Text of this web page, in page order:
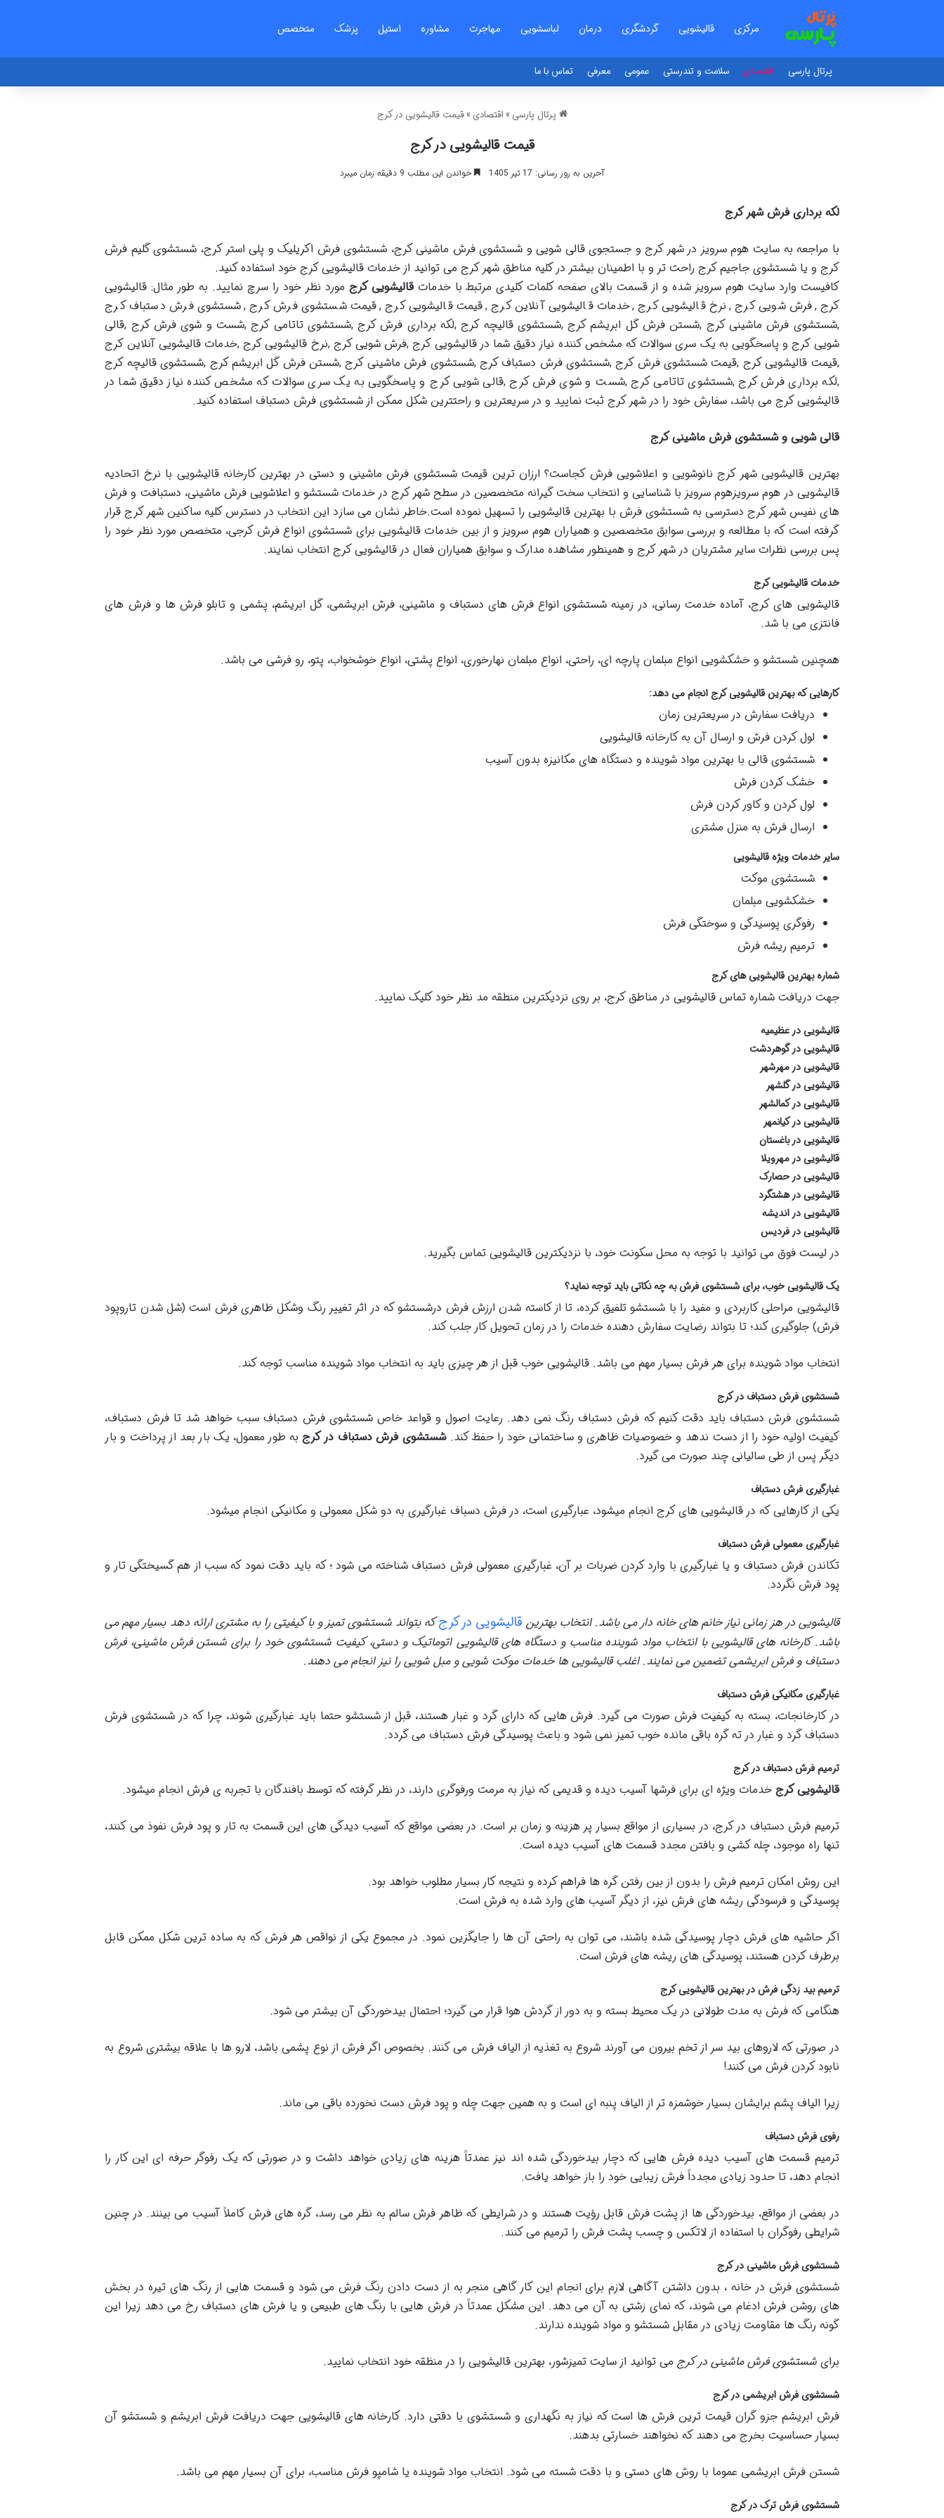
مرکزی قالیشویی گردشگری درمان لباسشویی مهاجرت مشاوره استیل پزشک متخصص
پرتال پارسی اقتصادی سلامت و تندرستی عمومی معرفی تماس با ما
پرتال پارسی » اقتصادی » قیمت قالیشویی در کرج
قیمت قالیشویی در کرج
آخرین به روز رسانی: 17 تیر 1405 خواندن این مطلب 9 دقیقه زمان میبرد
لکه برداری فرش شهر کرج
با مراجعه به سایت هوم سرویز در شهر کرج و جستجوی قالی شویی و شستشوی فرش ماشینی کرج، شستشوی فرش اکریلیک و پلی استر کرج، شستشوی گلیم فرش
کرج و یا شستشوی جاجیم کرج راحت تر و با اطمینان بیشتر در کلیه مناطق شهر کرج می توانید از خدمات قالیشویی کرج خود استفاده کنید.
کافیست وارد سایت هوم سرویز شده و از قسمت بالای صفحه کلمات کلیدی مرتبط با خدماتقالیشویی کرج مورد نظر خود را سرچ نمایید. به طور مثال: قالیشویی
کرج ,فرش شویی کرج ,نرخ قالیشویی کرج ,خدمات قالیشویی آنلاین کرج ,قیمت قالیشویی کرج ,قیمت شستشوی فرش کرج ,شستشوی فرش دستباف کرج
,شستشوی فرش ماشینی کرج ,شستن فرش گل ابریشم کرج ,شستشوی قالیچه کرج ,لکه برداری فرش کرج ,شستشوی تاتامی کرج ,شست و شوی فرش کرج ,قالی
شویی کرج و پاسخگویی به یک سری سوالات که مشخص کننده نیاز دقیق شما در قالیشویی کرج ,فرش شویی کرج ,نرخ قالیشویی کرج ,خدمات قالیشویی آنلاین کرج
,قیمت قالیشویی کرج ,قیمت شستشوی فرش کرج ,شستشوی فرش دستباف کرج ,شستشوی فرش ماشینی کرج ,شستن فرش گل ابریشم کرج ,شستشوی قالیچه کرج
,لکه برداری فرش کرج ,شستشوی تاتامی کرج ,شست و شوی فرش کرج ,قالی شویی کرج و پاسخگویی به یک سری سوالات که مشخص کننده نیاز دقیق شما در
قالیشویی کرج می باشد، سفارش خود را در شهر کرج ثبت نمایید و در سریعترین و راحتترین شکل ممکن از شستشوی فرش دستباف استفاده کنید.
قالی شویی و شستشوی فرش ماشینی کرج
بهترین قالیشویی شهر کرج نانوشویی و اعلاشویی فرش کجاست؟ ارزان ترین قیمت شستشوی فرش ماشینی و دستی در بهترین کارخانه قالیشویی با نرخ اتحادیه
قالیشویی در هوم سرویزهوم سرویز با شناسایی و انتخاب سخت گیرانه متخصصین در سطح شهر کرج در خدمات شستشو و اعلاشویی فرش ماشینی، دستبافت و فرش
های نفیس شهر کرج دسترسی به شستشوی فرش با بهترین قالیشویی را تسهیل نموده است.خاطر نشان می سازد این انتخاب در دسترس کلیه ساکنین شهر کرج قرار
گرفته است که با مطالعه و بررسی سوابق متخصصین و همیاران هوم سرویز و از بین خدمات قالیشویی برای شستشوی انواع فرش کرجی، متخصص مورد نظر خود را
پس بررسی نظرات سایر مشتریان در شهر کرج و همینطور مشاهده مدارک و سوابق همیاران فعال در قالیشویی کرج انتخاب نمایند.
خدمات قالیشویی کرج
قالیشویی های کرج، آماده خدمت رسانی، در زمینه شستشوی انواع فرش های دستباف و ماشینی، فرش ابریشمی، گل ابریشم، پشمی و تابلو فرش ها و فرش های
فانتزی می با شد.
همچنین شستشو و خشکشویی انواع مبلمان پارچه ای، راحتی، انواع مبلمان نهارخوری، انواع پشتی، انواع خوشخواب، پتو، رو فرشی می باشد.
کارهایی که بهترین قالیشویی کرج انجام می دهد:
دریافت سفارش در سریعترین زمان
لول کردن فرش و ارسال آن به کارخانه قالیشویی
شستشوی قالی با بهترین مواد شوینده و دستگاه های مکانیزه بدون آسیب
خشک کردن فرش
لول کردن و کاور کردن فرش
ارسال فرش به منزل مشتری
سایر خدمات ویژه قالیشویی
شستشوی موکت
خشکشویی مبلمان
رفوگری پوسیدگی و سوختگی فرش
ترمیم ریشه فرش
شماره بهترین قالیشویی های کرج
جهت دریافت شماره تماس قالیشویی در مناطق کرج، بر روی نزدیکترین منطقه مد نظر خود کلیک نمایید.
قالیشویی در عظیمیه
قالیشویی در گوهردشت
قالیشویی در مهرشهر
قالیشویی در گلشهر
قالیشویی در کمالشهر
قالیشویی در کیانمهر
قالیشویی در باغستان
قالیشویی در مهرویلا
قالیشویی در حصارک
قالیشویی در هشتگرد
قالیشویی در اندیشه
قالیشویی در فردیس
در لیست فوق می توانید با توجه به محل سکونت خود، با نزدیکترین قالیشویی تماس بگیرید.
یک قالیشویی خوب، برای شستشوی فرش به چه نکاتی باید توجه نماید؟
قالیشویی مراحلی کاربردی و مفید را با شستشو تلفیق کرده، تا از کاسته شدن ارزش فرش درشستشو که در اثر تغییر رنگ وشکل ظاهری فرش است (شل شدن تاروپود
فرش) جلوگیری کند؛ تا بتواند رضایت سفارش دهنده خدمات را در زمان تحویل کار جلب کند.
انتخاب مواد شوینده برای هر فرش بسیار مهم می باشد. قالیشویی خوب قبل از هر چیزی باید به انتخاب مواد شوینده مناسب توجه کند.
شستشوی فرش دستباف در کرج
شستشوی فرش دستباف باید دقت کنیم که فرش دستباف رنگ نمی دهد. رعایت اصول و قواعد خاص شستشوی فرش دستباف سبب خواهد شد تا فرش دستباف،
کیفیت اولیه خود را از دست ندهد و خصوصیات ظاهری و ساختمانی خود را حفظ کند.شستشوی فرش دستباف در کرجبه طور معمول، یک بار بعد از پرداخت و بار
دیگر پس از طی سالیانی چند صورت می گیرد.
غبارگیری فرش دستباف
یکی از کارهایی که در قالیشویی های کرج انجام میشود، عبارگیری است، در فرش دسباف غبارگیری به دو شکل معمولی و مکانیکی انجام میشود.
غبارگیری معمولی فرش دستباف
تکاندن فرش دستباف و یا غبارگیری با وارد کردن ضربات بر آن، غبارگیری معمولی فرش دستباف شناخته می شود ؛ که باید دقت نمود که سبب از هم گسیختگی تار و
پود فرش نگردد.
قالیشویی در هز زمانی نیاز خانم های خانه دار می باشد. انتخاب بهترین قالیشویی در کرجکه بتواند شستشوی تمیز و با کیفیتی را به مشتری ارائه دهد بسیار مهم می
باشد. کارخانه های قالیشویی با انتخاب مواد شوینده مناسب و دستگاه های قالیشویی اتوماتیک و دستی، کیفیت شستشوی خود را برای شستن فرش ماشینی، فرش
دستباف و فرش ابریشمی تضمین می نمایند.اغلب قالیشویی ها خدمات موکت شویی و مبل شویی را نیز انجام می دهند.
غبارگیری مکانیکی فرش دستباف
در کارخانجات، بسته به کیفیت فرش صورت می گیرد. فرش هایی که دارای گرد و غبار هستند، قبل از شستشو حتما باید غبارگیری شوند، چرا که در شستشوی فرش
دستباف گرد و غبار در ته گره باقی مانده خوب تمیز نمی شود و باعث پوسیدگی فرش دستباف می گردد.
ترمیم فرش دستباف در کرج
قالیشویی کرج خدمات ویژه ای برای فرشها آسیب دیده و قدیمی که نیاز به مرمت ورفوگری دارند، در نظر گرفته که توسط بافندگان با تجربه ی فرش انجام میشود.
ترمیم فرش دستباف در کرج، در بسیاری از مواقع بسیار پر هزینه و زمان بر است. در بعضی مواقع که آسیب دیدگی های این قسمت به تار و پود فرش نفوذ می کنند،
تنها راه موجود، چله کشی و بافتن مجدد قسمت های آسیب دیده است.
این روش امکان ترمیم فرش را بدون از بین رفتن گره ها فراهم کرده و نتیجه کار بسیار مطلوب خواهد بود.
پوسیدگی و فرسودگی ریشه های فرش نیز، از دیگر آسیب های وارد شده به فرش است.
اگر حاشیه های فرش دچار پوسیدگی شده باشند، می توان به راحتی آن ها را جایگزین نمود. در مجموع یکی از نواقص هر فرش که به ساده ترین شکل ممکن قابل
برطرف کردن هستند، پوسیدگی های ریشه های فرش است.
ترمیم بید زدگی فرش در بهترین قالیشویی کرج
هنگامی که فرش به مدت طولانی در یک محیط بسته و به دور از گردش هوا قرار می گیرد؛ احتمال بیدخوردگی آن بیشتر می شود.
در صورتی که لاروهای بید سر از تخم بیرون می آورند شروع به تغذیه از الیاف فرش می کنند. بخصوص اگر فرش از نوع پشمی باشد، لارو ها با علاقه بیشتری شروع به
نابود کردن فرش می کنند!
زیرا الیاف پشم برایشان بسیار خوشمزه تر از الیاف پنبه ای است و به همین جهت چله و پود فرش دست نخورده باقی می ماند.
رفوی فرش دستباف
ترمیم قسمت های آسیب دیده فرش هایی که دچار بیدخوردگی شده اند نیز عمدتاً هزینه های زیادی خواهد داشت و در صورتی که یک رفوگر حرفه ای این کار را
انجام دهد، تا حدود زیادی مجدداً فرش زیبایی خود را باز خواهد یافت.
در بعضی از مواقع، بیدخوردگی ها از پشت فرش قابل رؤیت هستند و در شرایطی که ظاهر فرش سالم به نظر می رسد، گره های فرش کاملاً آسیب می بینند. در چنین
شرایطی رفوگران با استفاده از لاتکس و چسب پشت فرش را ترمیم می کنند.
شستشوی فرش ماشینی در کرج
شستشوی فرش در خانه ، بدون داشتن آگاهی لازم برای انجام این کار گاهی منجر به از دست دادن رنگ فرش می شود و قسمت هایی از رنگ های تیره در بخش
های روشن فرش ادغام می شوند، که نمای زشتی به آن می دهد. این مشکل عمدتاً در فرش هایی با رنگ های طبیعی و یا فرش های دستباف رخ می دهد زیرا این
گونه رنگ ها مقاومت زیادی در مقابل شستشو و مواد شوینده ندارند.
برایشستشوی فرش ماشینی در کرج می توانید از سایت تمیزشور، بهترین قالیشویی را در منظقه خود انتخاب نمایید.
شستشوی فرش ابریشمی در کرج
فرش ابریشم جزو گران قیمت ترین فرش ها است که نیاز به نگهداری و شستشوی با دقتی دارد. کارخانه های قالیشویی جهت دریافت فرش ابریشم و شستشو آن
بسیار حساسیت بخرج می دهند که نخواهند خسارتی بدهند.
شستن فرش ابریشمی عموما با روش های دستی و با دقت شسته می شود. انتخاب مواد شوینده یا شامپو فرش مناسب، برای آن بسیار مهم می باشد.
شستشوی فرش ترک در کرج